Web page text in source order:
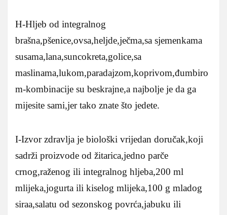
H-Hljeb od integralnog
brašna,pšenice,ovsa,heljde,ječma,sa sjemenkama
susama,lana,suncokreta,golice,sa
maslinama,lukom,paradajzom,koprivom,đumbiro
m-kombinacije su beskrajne,a najbolje je da ga
mijesite sami,jer tako znate što jedete.
I-Izvor zdravlja je biološki vrijedan doručak,koji
sadrži proizvode od žitarica,jedno parče
crnog,raženog ili integralnog hljeba,200 ml
mlijeka,jogurta ili kiselog mlijeka,100 g mladog
siraa,salatu od sezonskog povrća,jabuku ili